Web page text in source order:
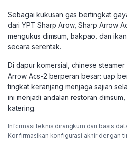
Sebagai kukusan gas bertingkat
dari YPT Sharp Arow, Sharp Arrow
mengukus dimsum, bakpao, dan
secara serentak.
Di dapur komersial, chinese
Arrow Acs-2 berperan besar: uap
tingkat keranjang menjaga sajian
ini menjadi andalan restoran
katering.
Informasi teknis dirangkum dari basis
Konfirmasikan konfigurasi akhir dengan